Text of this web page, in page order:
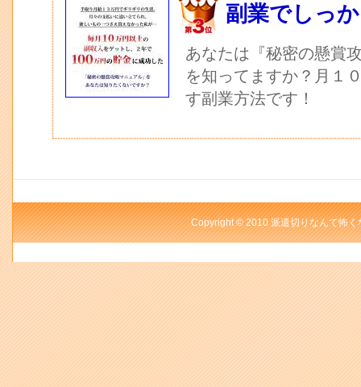
副業でしっ
あなたは『秘密の懸賞
を知ってますか？月１
す副業方法です！
Copyright © 2010 派遣切りなんて怖